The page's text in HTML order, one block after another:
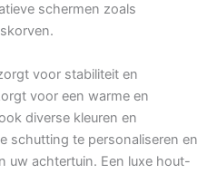
schermen zoals
voor stabiliteit en
voor een warme en
diverse kleuren en
schutting te personaliseren en
uw achtertuin. Een luxe hout-